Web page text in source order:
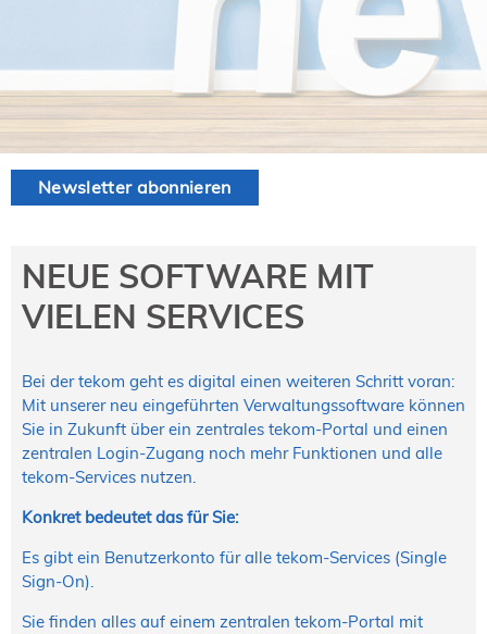
Mitglied werden
Expertenrat
Stellengesuche
Dienstleister
Newsletter abonnieren
NEUE SOFTWARE MIT
VIELEN SERVICES
Bei der tekom geht es digital einen weiteren Schritt voran:
Mit unserer neu eingeführten Verwaltungssoftware können
Sie in Zukunft über ein zentrales tekom-Portal und einen
zentralen Login-Zugang noch mehr Funktionen und alle
tekom-Services nutzen.
Konkret bedeutet das für Sie:
Es gibt ein Benutzerkonto für alle tekom-Services (Single
Sign-On).
Sie finden alles auf einem zentralen tekom-Portal mit